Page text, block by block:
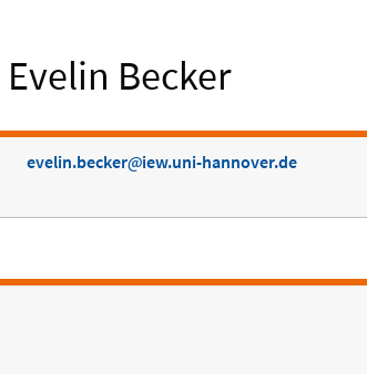
Evelin Becker
evelin.becker iew.uni-hannover.de